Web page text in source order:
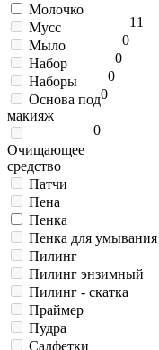
1
Молочко
1
Мусс
0
Мыло
0
Набор
0
Наборы
0
Основа под
макияж
0
Очищающее
средство
Патчи
Пена
Пенка
Пенка для умывания
Пилинг
Пилинг энзимный
Пилинг - скатка
Праймер
Пудра
Салфетки